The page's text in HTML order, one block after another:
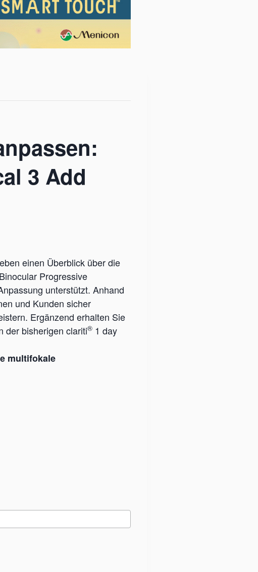
3 Add
einen Überblick über die
Progressive
unterstützt. Anhand
und Kunden sicher
Ergänzend erhalten Sie
der bisherigen clariti® 1 day
multifokale